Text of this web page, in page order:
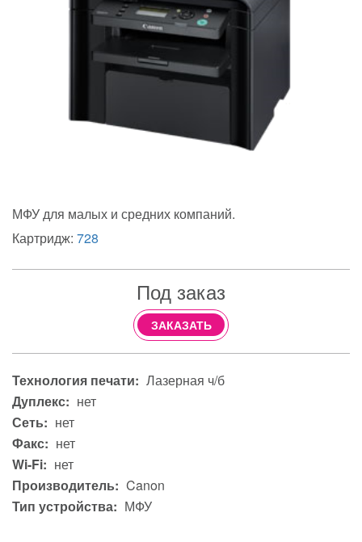
МФУ для малых и средних компаний.
Картридж: 728
Под заказ
ЗАКАЗАТЬ
Технология печати: Лазерная ч/б
Дуплекс: нет
Сеть: нет
Факс: нет
Wi-Fi: нет
Производитель: Canon
Тип устройства: МФУ